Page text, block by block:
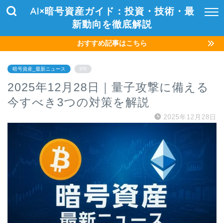
AI×暗号資産ガイド：投資・技術・最
新動向を徹底解説
おすすめ記事はこちら
暗号資産_最新ニュース PR
2025年12月28日｜量子攻撃に備える
今すべき3つの対策を解説
2025年12月28日